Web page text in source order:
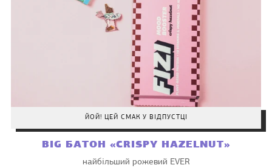
ЙОЙ! ЦЕЙ СМАК У ВІДПУСТЦІ
BIG БАТОН «CRISPY HAZELNUT»
найбільший рожевий EVER